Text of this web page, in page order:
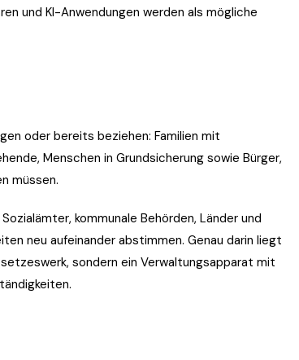
und KI-Anwendungen werden als mögliche
oder bereits beziehen: Familien mit
Menschen in Grundsicherung sowie Bürger,
müssen.
kommunale Behörden, Länder und
neu aufeinander abstimmen. Genau darin liegt
sondern ein Verwaltungsapparat mit